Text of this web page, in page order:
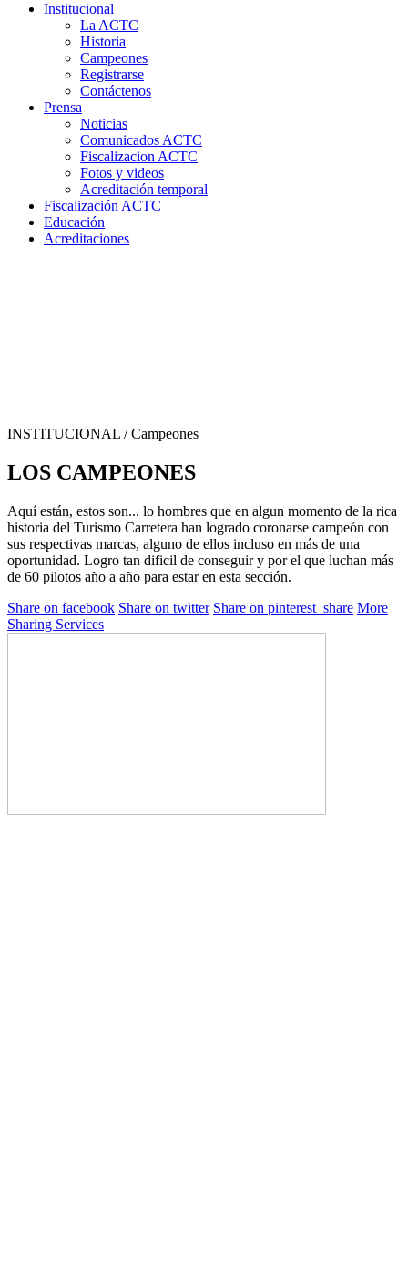
Institucional
La ACTC
Historia
Campeones
Registrarse
Contáctenos
Prensa
Noticias
Comunicados ACTC
Fiscalizacion ACTC
Fotos y videos
Acreditación temporal
Fiscalización ACTC
Educación
Acreditaciones
INSTITUCIONAL / Campeones
LOS CAMPEONES
Aquí están, estos son... lo hombres que en algun momento de la rica
historia del Turismo Carretera han logrado coronarse campeón con
sus respectivas marcas, alguno de ellos incluso en más de una
oportunidad. Logro tan dificil de conseguir y por el que luchan más
de 60 pilotos año a año para estar en esta sección.
Share on facebook Share on twitter Share on pinterest_share More
Sharing Services